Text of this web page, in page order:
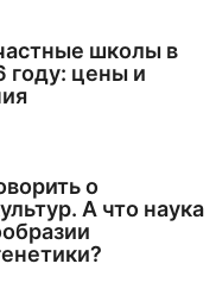
школы в
году: цены и
о
А что наука